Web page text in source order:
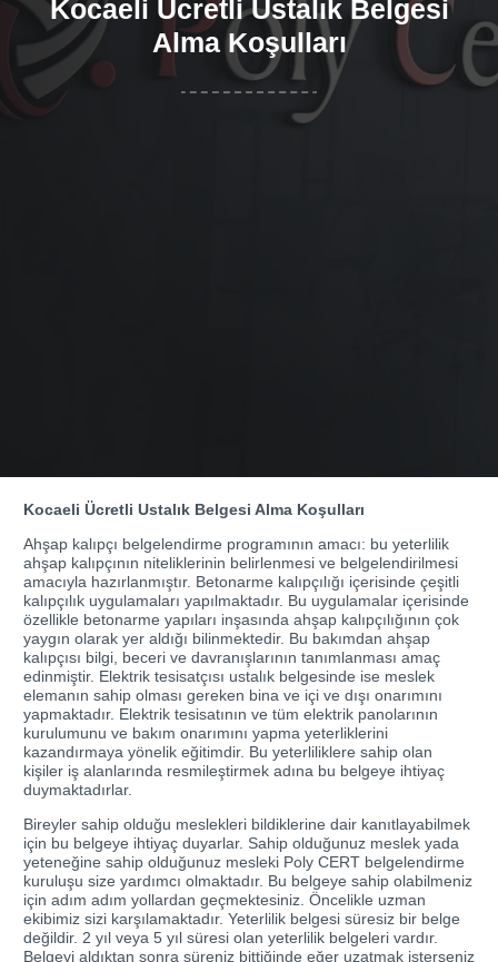
Kocaeli Ücretli Ustalık Belgesi
Alma Koşulları
Kocaeli Ücretli Ustalık Belgesi Alma Koşulları
Ahşap kalıpçı belgelendirme programının amacı: bu yeterlilik
ahşap kalıpçının niteliklerinin belirlenmesi ve belgelendirilmesi
amacıyla hazırlanmıştır. Betonarme kalıpçılığı içerisinde çeşitli
kalıpçılık uygulamaları yapılmaktadır. Bu uygulamalar içerisinde
özellikle betonarme yapıları inşasında ahşap kalıpçılığının çok
yaygın olarak yer aldığı bilinmektedir. Bu bakımdan ahşap
kalıpçısı bilgi, beceri ve davranışlarının tanımlanması amaç
edinmiştir. Elektrik tesisatçısı ustalık belgesinde ise meslek
elemanın sahip olması gereken bina ve içi ve dışı onarımını
yapmaktadır. Elektrik tesisatının ve tüm elektrik panolarının
kurulumunu ve bakım onarımını yapma yeterliklerini
kazandırmaya yönelik eğitimdir. Bu yeterliliklere sahip olan
kişiler iş alanlarında resmileştirmek adına bu belgeye ihtiyaç
duymaktadırlar.
Bireyler sahip olduğu meslekleri bildiklerine dair kanıtlayabilmek
için bu belgeye ihtiyaç duyarlar. Sahip olduğunuz meslek yada
yeteneğine sahip olduğunuz mesleki Poly CERT belgelendirme
kuruluşu size yardımcı olmaktadır. Bu belgeye sahip olabilmeniz
için adım adım yollardan geçmektesiniz. Öncelikle uzman
ekibimiz sizi karşılamaktadır. Yeterlilik belgesi süresiz bir belge
değildir. 2 yıl veya 5 yıl süresi olan yeterlilik belgeleri vardır.
Belgeyi aldıktan sonra süreniz bittiğinde eğer uzatmak isterseniz